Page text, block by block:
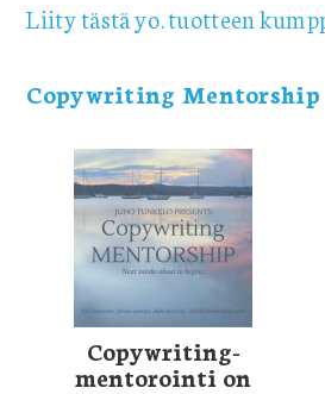
Liity tästä yo. tuotteen
Copywriting Mentorship
Copywriting-
mentorointi on